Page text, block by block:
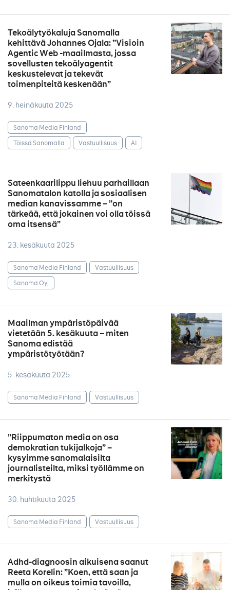
Tekoälytyökaluja Sanomalla
kehittävä Johannes Ojala: ”Visioin
Agentic Web -maailmasta, jossa
sovellusten tekoälyagentit
keskustelevat ja tekevät
toimenpiteitä keskenään”
9. heinäkuuta 2025
Sanoma Media Finland
Töissä Sanomalla
Vastuullisuus AI
Sateenkaarilippu liehuu parhaillaan
Sanomatalon katolla ja sosiaalisen
median kanavissamme – ”on
tärkeää, että jokainen voi olla töissä
oma itsensä”
23. kesäkuuta 2025
Sanoma Media Finland
Vastuullisuus
Sanoma Oyj
Maailman ympäristöpäivää
vietetään 5. kesäkuuta – miten
Sanoma edistää
ympäristötyötään?
5. kesäkuuta 2025
Sanoma Media Finland Vastuullisuus
”Riippumaton media on osa
demokratian tukijalkoja” –
kysyimme sanomalaisilta
journalisteilta, miksi työllämme on
merkitystä
30. huhtikuuta 2025
Sanoma Media Finland Vastuullisuus
Adhd-diagnoosin aikuisena saanut
Reeta Korelin: ”Koen, että saan ja
mulla on oikeus toimia tavoilla,